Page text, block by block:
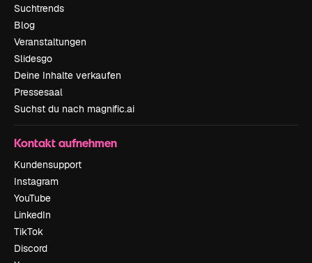
Suchtrends
Blog
Veranstaltungen
Slidesgo
Deine Inhalte verkaufen
Pressesaal
Suchst du nach magnific.ai
Kontakt aufnehmen
Kundensupport
Instagram
YouTube
LinkedIn
TikTok
Discord